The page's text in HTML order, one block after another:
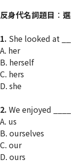
反身代名詞題目 ：
1. She looked at
A. her
B. herself
C. hers
D. she
2. We enjoyed
A. us
B. ourselves
C. our
D. ours